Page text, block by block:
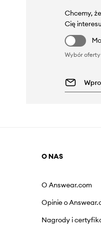
Chcemy,
Cię
Wybór
O NAS
O Answear.com
Opinie o
Nagrody i